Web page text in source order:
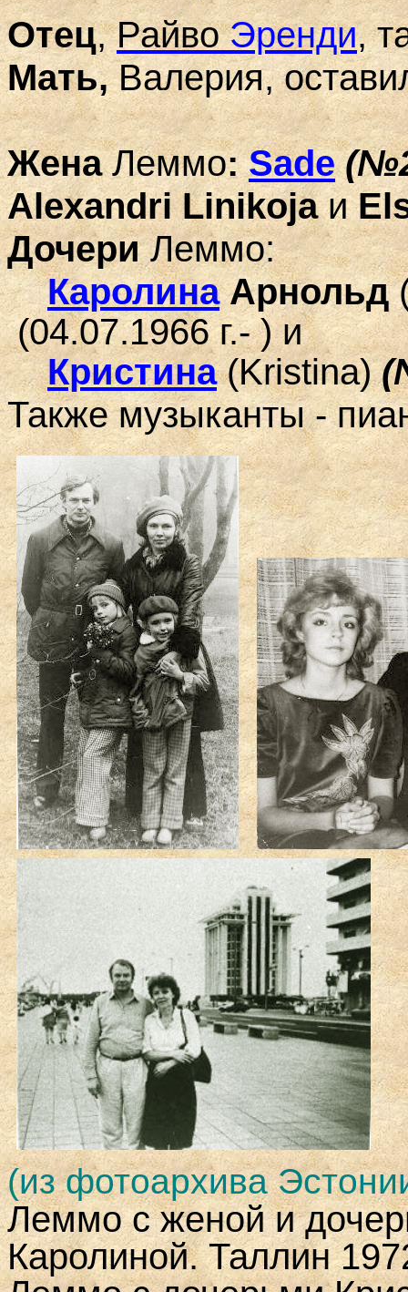
Отец,РайвоЭренди,
Мать,Валерия,
ЖенаЛеммо:Sade
AlexandriLinikoja и
ДочериЛеммо:
Каролина Арнольд
(04.07.1966 г.- ) и
Кристина(Kristina)
Также музыканты -
(из фотоархива
Леммос женой и
Каролиной. Таллин